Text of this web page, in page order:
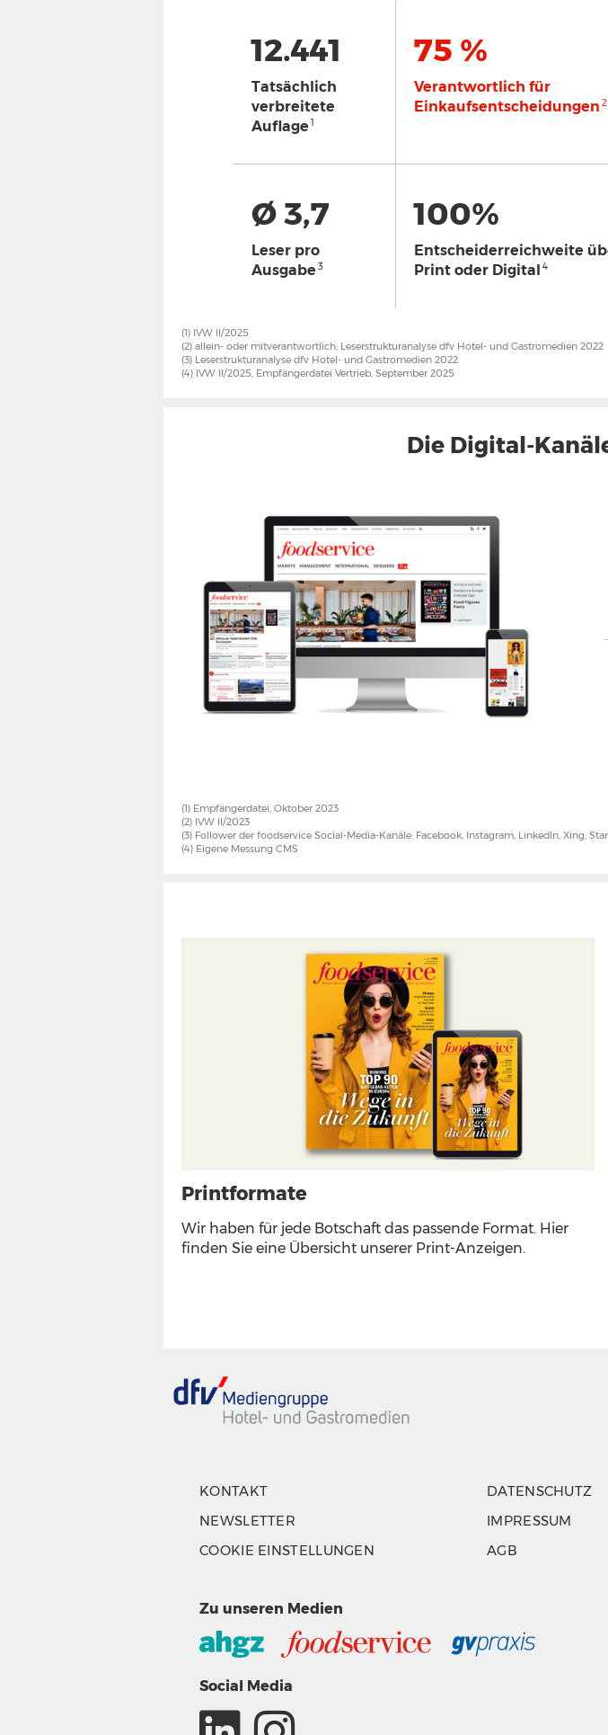
12.441
Tatsächlich
verbreitete
Auflage1
75 %
Verantwortlich für
Einkaufsentscheidungen 2
Ø 3,7
Leser pro
Ausgabe3
100%
Entscheiderreichweite
Print oder Digital 4
(1) IVW II/2025
(2) allein- oder mitverantwortlich; Leserstrukturanalyse dfv Hotel- und Gastromedien 2022
(3) Leserstrukturanalyse dfv Hotel- und Gastromedien 2022
(4) IVW II/2025, Empfängerdatei Vertrieb, September 2025
Die Digital-
(1) Empfängerdatei, Oktober 2023
(2) IVW II/2023
(3) Follower der foodservice Social-Media-Kanäle: Facebook, Instagram, LinkedIn, Xing,
(4) Eigene Messung CMS
Printformate
Wir haben für jede Botschaft das passende Format. Hier
finden Sie eine Übersicht unserer Print-Anzeigen.
KONTAKT
NEWSLETTER
COOKIE EINSTELLUNGEN
DATENSCHUTZ
IMPRESSUM
AGB
Zu unseren Medien
Social Media